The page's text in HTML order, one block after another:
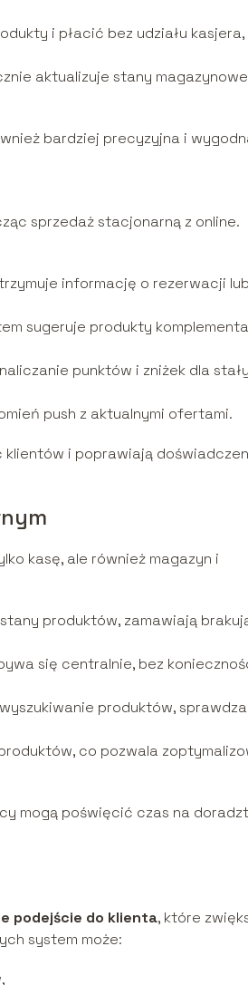
i płacić bez udziału
aktualizuje stany
bardziej precyzyjna i
sprzedaż stacjonarną z online.
informację o rezerwacji
sugeruje produkty
punktów i zniżek dla
push z aktualnymi ofertami.
klientów i poprawiają
kasę, ale również magazyn i
produktów, zamawiają
się centralnie, bez
produktów,
co pozwala
mogą poświęcić czas na
podejście do klienta, które
system może: